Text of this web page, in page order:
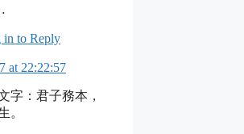
in to Reply
at 22:22:57
字：君子務本，
。